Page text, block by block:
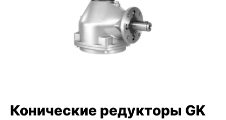
Конические редукторы GK